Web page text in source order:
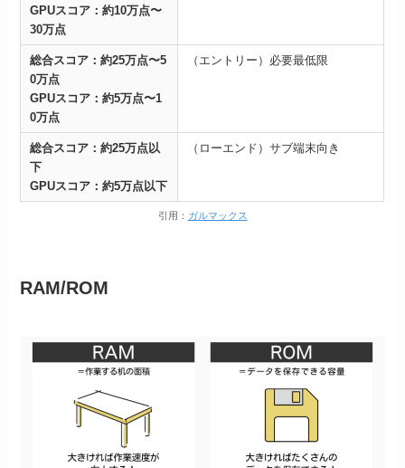
GPUスコア：約10万点〜
30万点
総合スコア：約25万点〜5
0万点
GPUスコア：約5万点〜1
0万点
（エントリー）必要最低限
総合スコア：約25万点以
下
GPUスコア：約5万点以下
（ローエンド）サブ端末向き
引用： ガルマックス
RAM/ROM